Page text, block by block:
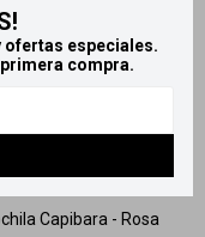
ofertas especiales.
compra.
Capibara - Rosa